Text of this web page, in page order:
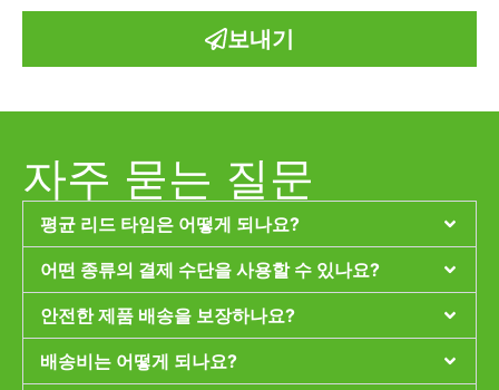
보내기
자주 묻는 질문
평균 리드 타임은 어떻게 되나요?
어떤 종류의 결제 수단을 사용할 수 있나요?
안전한 제품 배송을 보장하나요?
배송비는 어떻게 되나요?